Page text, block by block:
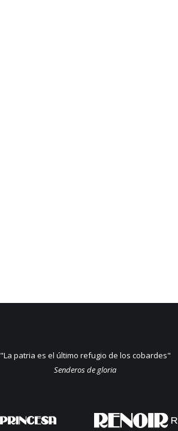
"La patria es el último refugio de los cobardes"
Senderos de gloria